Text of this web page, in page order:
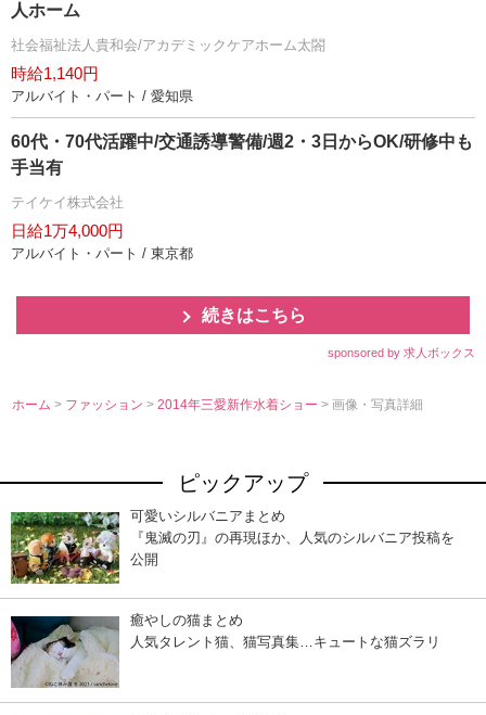
人ホーム
社会福祉法人貴和会/アカデミックケアホーム太閤
時給1,140円
アルバイト・パート / 愛知県
60代・70代活躍中/交通誘導警備/週2・3日からOK/研修中も
手当有
テイケイ株式会社
日給1万4,000円
アルバイト・パート / 東京都
続きはこちら
sponsored by 求人ボックス
ホーム > ファッション>2014年三愛新作水着ショー> 画像・写真詳細
ピックアップ
可愛いシルバニアまとめ
『鬼滅の刃』の再現ほか、人気のシルバニア投稿を
公開
癒やしの猫まとめ
人気タレント猫、猫写真集…キュートな猫ズラリ